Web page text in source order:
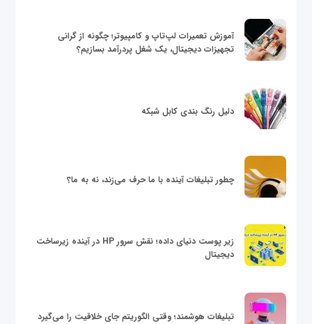
آموزش تعمیرات لپ‌تاپ و کامپیوتر؛ چگونه از گرانی
تجهیزات دیجیتال، یک شغل پردرآمد بسازیم؟
دلیل رنگ بندی کابل شبکه
چطور تبلیغات آینده با ما حرف می‌زند، نه به ما؟
زیر پوست دنیای داده؛ نقش سرور HP در آینده زیرساخت
دیجیتال
تبلیغات هوشمند؛ وقتی الگوریتم جای خلاقیت را می‌گیرد